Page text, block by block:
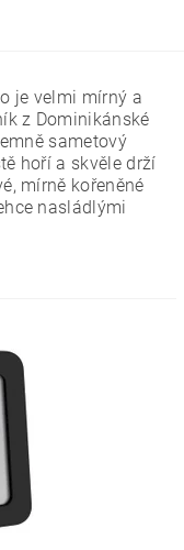
je velmi mírný a
z Dominikánské
sametový
hoří a skvěle drží
mírně kořeněné
nasládlými